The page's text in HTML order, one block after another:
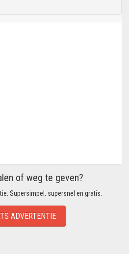
of weg te geven?
Supersimpel, supersnel en gratis.
ADVERTENTIE